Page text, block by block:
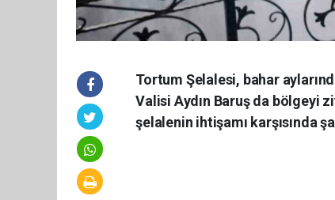
Tortum Şelalesi, bahar
Valisi Aydın Baruş da bölgeyi
şelalenin ihtişamı karşısında